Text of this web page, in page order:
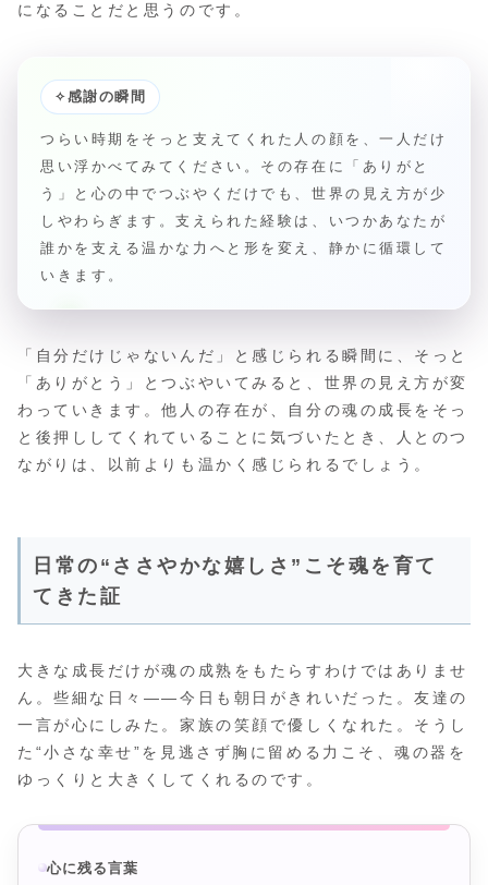
になることだと思うのです。
✧感謝の瞬間
つらい時期をそっと支えてくれた人の顔を、一人だけ
思い浮かべてみてください。その存在に「ありがと
う」と心の中でつぶやくだけでも、世界の見え方が少
しやわらぎます。支えられた経験は、いつかあなたが
誰かを支える温かな力へと形を変え、静かに循環して
いきます。
「自分だけじゃないんだ」と感じられる瞬間に、そっと
「ありがとう」とつぶやいてみると、世界の見え方が変
わっていきます。他人の存在が、自分の魂の成長をそっ
と後押ししてくれていることに気づいたとき、人とのつ
ながりは、以前よりも温かく感じられるでしょう。
日常の“ささやかな嬉しさ”こそ魂を育て
てきた証
大きな成長だけが魂の成熟をもたらすわけではありませ
ん。些細な日々――今日も朝日がきれいだった。友達の
一言が心にしみた。家族の笑顔で優しくなれた。そうし
た“小さな幸せ”を見逃さず胸に留める力こそ、魂の器を
ゆっくりと大きくしてくれるのです。
心に残る言葉